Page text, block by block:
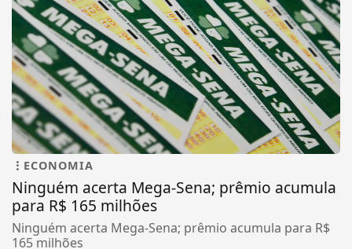
ECONOMIA
Ninguém acerta Mega-Sena; prêmio acumula
para R$ 165 milhões
Ninguém acerta Mega-Sena; prêmio acumula para R$
165 milhões